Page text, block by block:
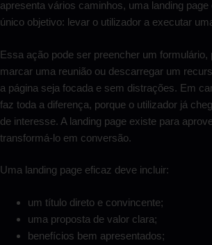
apresenta vários caminhos, uma landing
único objetivo: levar o utilizador a executar
Essa ação pode ser preencher um formulário,
marcar uma reunião ou descarregar um
a página seja focada e sem distrações. Em
faz toda a diferença, porque o utilizador já
de interesse. A landing page existe para
transformá-lo em conversão.
Uma landing page eficaz deve incluir:
um título direto e convincente;
uma proposta de valor clara;
benefícios bem apresentados;